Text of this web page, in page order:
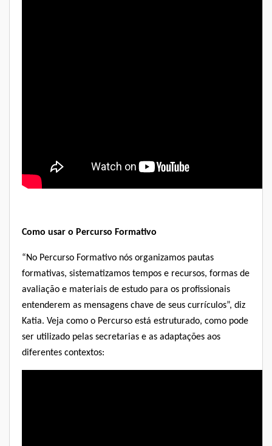
Como usar o Percurso Formativo
“No Percurso Formativo nós organizamos pautas
formativas, sistematizamos tempos e recursos, formas de
avaliação e materiais de estudo para os profissionais
entenderem as mensagens chave de seus currículos”, diz
Katia. Veja como o Percurso está estruturado, como pode
ser utilizado pelas secretarias e as adaptações aos
diferentes contextos: